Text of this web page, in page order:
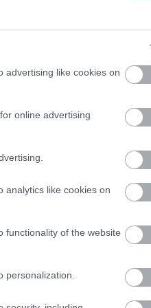
advertising like cookies on
online advertising
analytics like cookies on
functionality of the website
personalization.
volna
célzott
halmazában.
...
A
A